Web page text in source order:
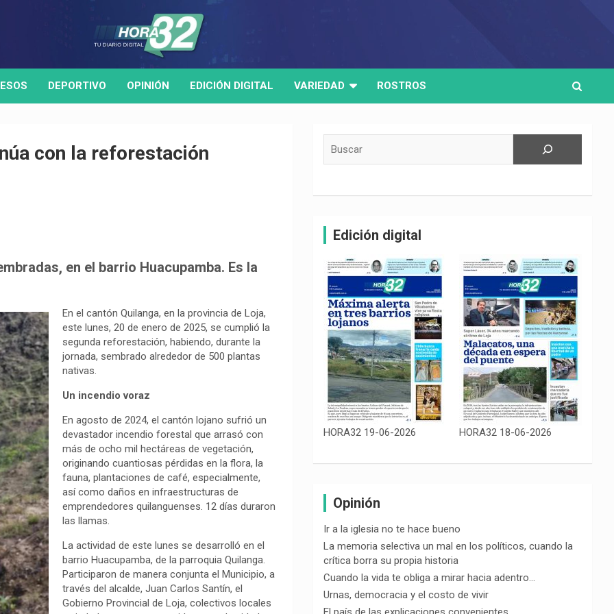
DEPORTIVO OPINIÓN EDICIÓN DIGITAL VARIEDAD ROSTROS
con la reforestación
en el barrio Huacupamba. Es la
En el cantón Quilanga, en la provincia de Loja,
este lunes, 20 de enero de 2025, se cumplió la
segunda reforestación, habiendo, durante la
jornada, sembrado alrededor de 500 plantas
nativas.
Un incendio voraz
En agosto de 2024, el cantón lojano sufrió un
devastador incendio forestal que arrasó con
más de ocho mil hectáreas de vegetación,
originando cuantiosas pérdidas en la flora, la
fauna, plantaciones de café, especialmente,
así como daños en infraestructuras de
emprendedores quilanguenses. 12 días duraron
las llamas.
La actividad de este lunes se desarrolló en el
barrio Huacupamba, de la parroquia Quilanga.
Participaron de manera conjunta el Municipio, a
través del alcalde, Juan Carlos Santín, el
Gobierno Provincial de Loja, colectivos locales
Edición digital
HORA32 19-06-2026 HORA32 18-06-2026
Opinión
Ir a la iglesia no te hace bueno
La memoria selectiva un mal en los políticos, cuando la
crítica borra su propia historia
Cuando la vida te obliga a mirar hacia adentro…
Urnas, democracia y el costo de vivir